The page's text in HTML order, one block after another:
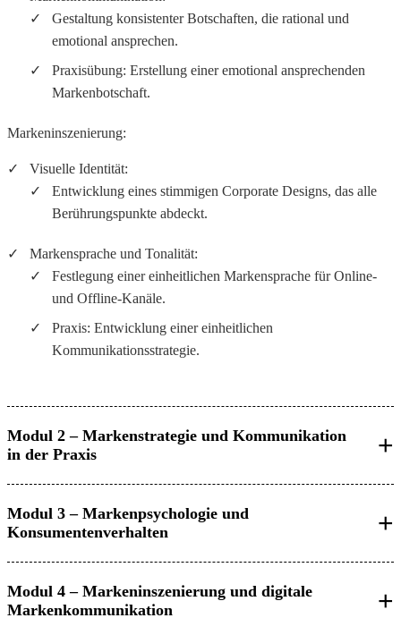
Gestaltung konsistenter Botschaften, die rational und
emotional ansprechen.
Praxisübung: Erstellung einer emotional ansprechenden
Markenbotschaft.
Markeninszenierung:
Visuelle Identität:
Entwicklung eines stimmigen Corporate Designs, das alle
Berührungspunkte abdeckt.
Markensprache und Tonalität:
Festlegung einer einheitlichen Markensprache für Online-
und Offline-Kanäle.
Praxis: Entwicklung einer einheitlichen
Kommunikationsstrategie.
Modul 2 – Markenstrategie und Kommunikation
in der Praxis
Einführung in Tools wie Brandwatch, Sprinklr und Canva
Pro.
Modul 3 – Markenpsychologie und
Konsumentenverhalten
Modul 4 – Markeninszenierung und digitale
Markenkommunikation